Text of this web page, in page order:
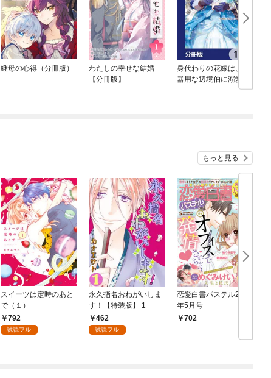
継母の心得（分冊版）
わたしの幸せな結婚
【分冊版】
身代わりの花嫁は、不
器用な辺境伯に溺愛さ
もっと見る
スイーツは定時のあと
で（１）
792
試読フル
永久指名おねがいしま
す！【特装版】 1
462
試読フル
恋愛白書パステル2016
年5月号
702